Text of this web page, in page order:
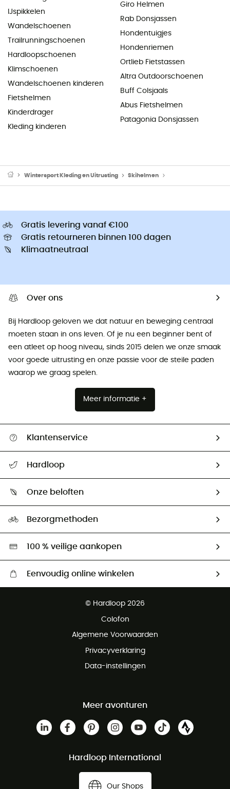
IJspikkelen
Wandelschoenen
Trailrunningschoenen
Hardloopschoenen
Klimschoenen
Wandelschoenen kinderen
Fietshelmen
Kinderdrager
Kleding kinderen
Giro Helmen
Rab Donsjassen
Hondentuigjes
Hondenriemen
Ortlieb Fietstassen
Altra Outdoorschoenen
Buff Colsjaals
Abus Fietshelmen
Patagonia Donsjassen
Wintersport Kleding en Uitrusting Skihelmen
Gratis levering vanaf €100
Gratis retourneren binnen 100 dagen
Klimaatneutraal
Over ons
Bij Hardloop geloven we dat natuur en beweging centraal
moeten staan ​​in ons leven. Of je nu een beginner bent of
een atleet op hoog niveau, sinds 2015 delen we onze smaak
voor goede uitrusting en onze passie voor de steile paden
waarop we graag spelen.
Meer informatie +
Klantenservice
Mijn zending volgen
Retourzendingen & Terugbetalingen
Hardloop
Ambassadeurs
Onze beloften
Hardgreen
Bezorgmethoden
100 % veilige aankopen
Eenvoudig online winkelen
Gratis retourneren binnen 100 dagen
© Hardloop 2026
Colofon
Algemene Voorwaarden
Privacyverklaring
Data-instellingen
Meer avonturen
Hardloop International
Our Shops